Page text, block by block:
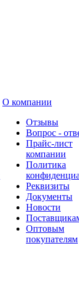
О компании
Отзывы
Вопрос -
Прайс-лист
компании
Политика
Реквизиты
Документы
Новости
Оптовым
покупателям